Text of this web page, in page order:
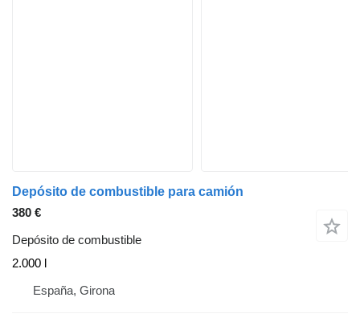
Depósito de combustible para camión
380 €
Depósito de combustible
2.000 l
España, Girona